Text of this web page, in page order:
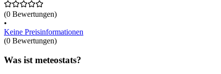
(0 Bewertungen)
•
Keine Preisinformationen
(0 Bewertungen)
Was ist meteostats?